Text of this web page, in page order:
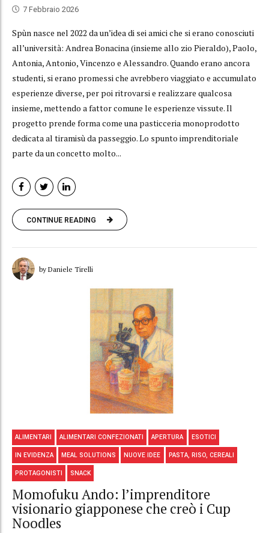
7 Febbraio 2026
Spùn nasce nel 2022 da un’idea di sei amici che si erano conosciuti
all’università: Andrea Bonacina (insieme allo zio Pieraldo), Paolo,
Antonia, Antonio, Vincenzo e Alessandro. Quando erano ancora
studenti, si erano promessi che avrebbero viaggiato e accumulato
esperienze diverse, per poi ritrovarsi e realizzare qualcosa
insieme, mettendo a fattor comune le esperienze vissute. Il
progetto prende forma come una pasticceria monoprodotto
dedicata al tiramisù da passeggio. Lo spunto imprenditoriale
parte da un concetto molto...
CONTINUE READING
by Daniele Tirelli
ALIMENTARI ALIMENTARI CONFEZIONATI APERTURA ESOTICI
IN EVIDENZA MEAL SOLUTIONS NUOVE IDEE PASTA, RISO, CEREALI
PROTAGONISTI SNACK
Momofuku Ando: l’imprenditore
visionario giapponese che creò i Cup
Noodles